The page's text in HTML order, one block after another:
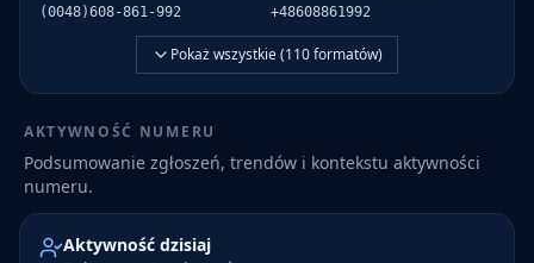
(0048)608-861-992
+48608861992
Pokaż wszystkie (110formatów)
AKTYWNOŚĆ NUMERU
Podsumowanie zgłoszeń, trendów i kontekstu aktywności
numeru.
Aktywność dzisiaj